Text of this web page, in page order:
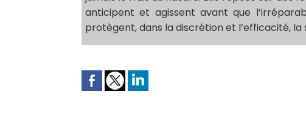
anticipent et agissent avant que
protègent, dans la discrétion et l’efficacité,